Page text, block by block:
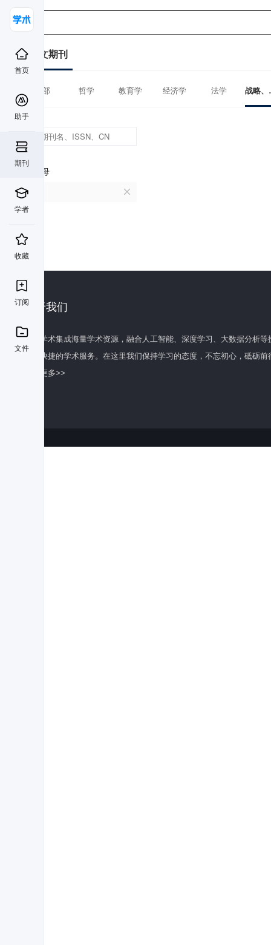
首页
助手
期刊
学者
收藏
订阅
文件
中文期刊
全部 哲学 教育学 经济学 法学 战
首字母
P
关于我们
百度学术集成海量学术资源，融合人工智能、深度学习、大数据分析
全面快捷的学术服务。在这里我们保持学习的态度，不忘初心，砥砺前
了解更多>>